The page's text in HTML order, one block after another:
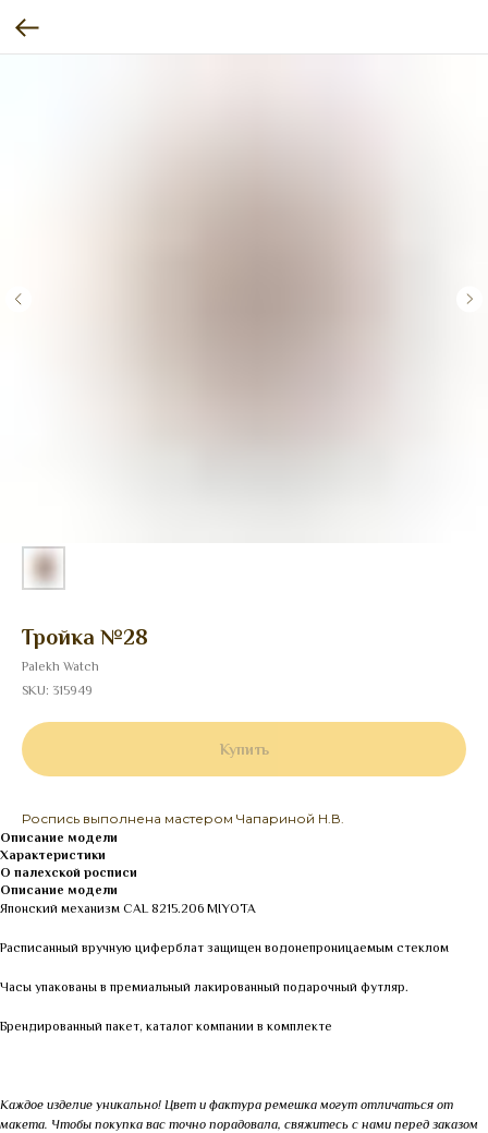
Тройка №28
Palekh Watch
SKU: 315949
Купить
Роспись выполнена мастером Чапариной Н.В.
Описание модели
Характеристики
О палехской росписи
Описание модели
Японский механизм CAL 8215.206 MIYOTA
Расписанный вручную циферблат защищен водонепроницаемым стеклом
Часы упакованы в премиальный лакированный подарочный футляр.
Брендированный пакет, каталог компании в комплекте
Каждое изделие уникально! Цвет и фактура ремешка могут отличаться от
макета. Чтобы покупка вас точно порадовала, свяжитесь с нами перед заказом